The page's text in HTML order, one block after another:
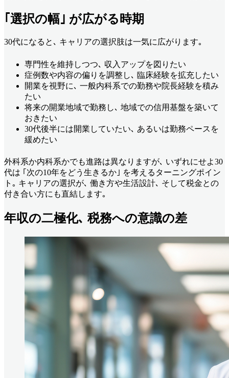
｢選択の幅｣ が広がる時期
30代になると､ キャリアの選択肢は一気に広がります｡
専門性を維持しつつ､ 収入アップを図りたい
症例数や内容の偏りを調整し､ 臨床経験を拡充したい
開業を視野に､ 一般内科系での勤務や院長経験を積み
たい
将来の開業地域で勤務し､ 地域での信用基盤を築いて
おきたい
30代後半には開業していたい､ あるいは勤務ペースを
緩めたい
外科系か内科系かでも進路は異なりますが､ いずれにせよ30
代は ｢次の10年をどう生きるか｣ を考えるターニングポイン
ト｡ キャリアの選択が､ 働き方や生活設計､ そして税金との
付き合い方にも直結します｡
年収の二極化､ 税務への意識の差